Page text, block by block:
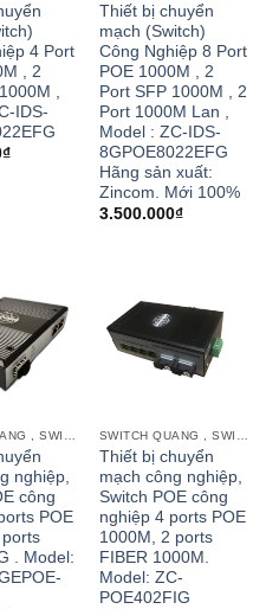
4 Port
, 2
,
IDS-
₫
Thiết bị chuyển
mạch (Switch)
Công Nghiệp 8 Port
POE 1000M , 2
Port SFP 1000M , 2
Port 1000M Lan ,
Model : ZC-IDS-
8GPOE8022EFG
Hãng sản xuất:
Zincom. Mới 100%
3.500.000₫
SWITCH QUANG , SWITCH POE CỔNG QUANG
nghiệp,
công
POE
. Model:
SWITCH QUANG , SWITCH POE CỔNG QUANG
Thiết bị chuyển
mạch công nghiệp,
Switch POE công
nghiệp 4 ports POE
1000M, 2 ports
FIBER 1000M.
Model: ZC-
POE402FIG